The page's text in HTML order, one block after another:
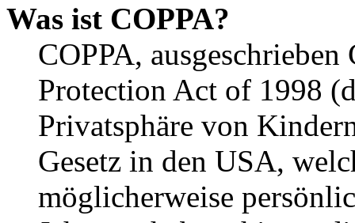
Was ist COPPA?
COPPA,
Protection Act of 1998
Privatsphäre von
Gesetz in den USA,
möglicherweise